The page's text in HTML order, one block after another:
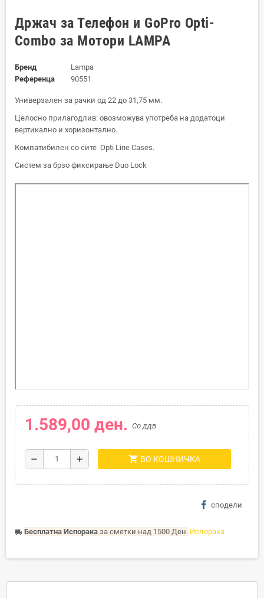
Држач за Телефон и GoPro Opti-
Combo за Мотори LAMPA
Бренд
Lampa
Референца
90551
Универзален за рачки од 22 до 31,75 мм.
Целосно прилагодлив: овозможува употреба на додатоци
вертикално и хоризонтално.
Компатибилен со сите Opti Line Cases.
Систем за брзо фиксирање Duo Lock
1.589,00 ден. Со ддв
remove add shopping_cart ВО КОШНИЧКА
сподели
local_shipping Бесплатна Испорака за сметки над 1500 Ден. Испорака